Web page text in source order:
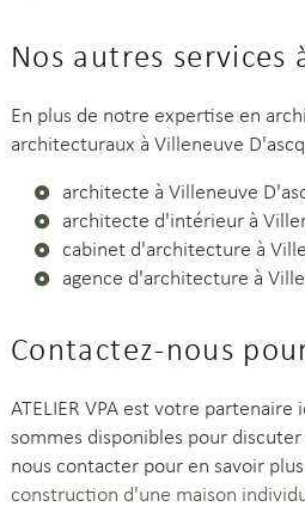
Nos autres services
En plus de notre expertise en
architecturaux à Villeneuve
architecte à Villeneuve
architecte d'intérieur à
cabinet d'architecture à
agence d'architecture à
Contactez-nous
ATELIER VPA est votre
sommes disponibles pour
nous contacter pour en savoir
construction d'une maison